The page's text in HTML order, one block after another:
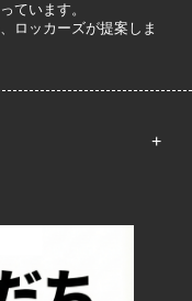
ています。
ロッカーズが提案しま